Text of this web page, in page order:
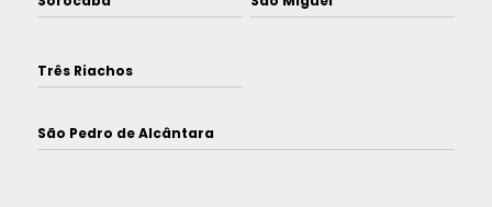
Três Riachos
São Pedro de Alcântara